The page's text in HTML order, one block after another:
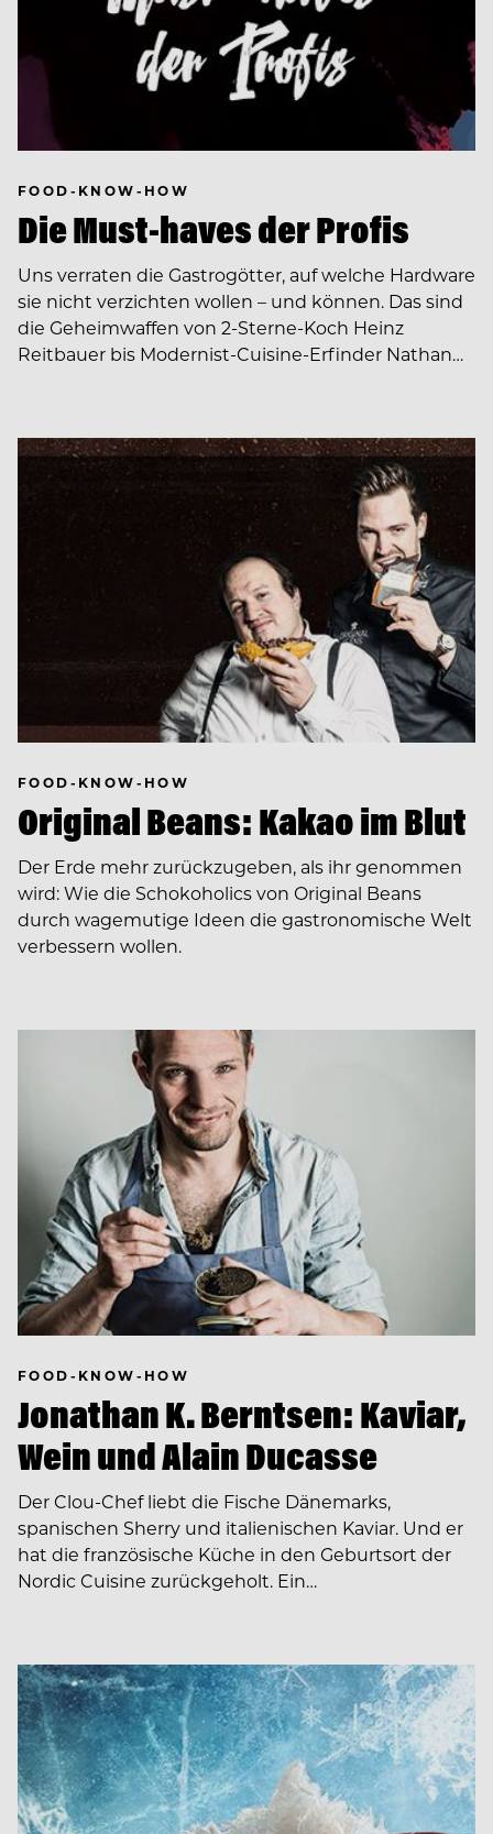
FOOD-KNOW-HOW
Die Must-haves der Profis
Uns verraten die Gastrogötter, auf welche Hardware
sie nicht verzichten wollen – und können. Das sind
die Geheimwaffen von 2-Sterne-Koch Heinz
Reitbauer bis Modernist-Cuisine-Erfinder Nathan…
FOOD-KNOW-HOW
Original Beans: Kakao im Blut
Der Erde mehr zurückzugeben, als ihr genommen
wird: Wie die Schokoholics von Original Beans
durch wagemutige Ideen die gastronomische Welt
verbessern wollen.
FOOD-KNOW-HOW
Jonathan K. Berntsen: Kaviar,
Wein und Alain Ducasse
Der Clou-Chef liebt die Fische Dänemarks,
spanischen Sherry und italienischen Kaviar. Und er
hat die französische Küche in den Geburtsort der
Nordic Cuisine zurückgeholt. Ein…